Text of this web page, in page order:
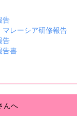
告
レーシア研修報告
告
告書
んへ